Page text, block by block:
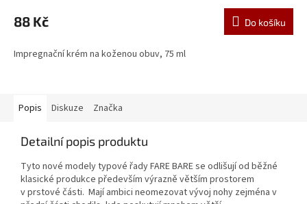
88 Kč Do košíku
Impregnační krém na koženou obuv, 75 ml
Popis Diskuze Značka
Detailní popis produktu
Tyto nové modely typové řady FARE BARE se odlišují od běžné
klasické produkce především výrazně větším prostorem
v prstové části. Mají ambici neomezovat vývoj nohy zejména v